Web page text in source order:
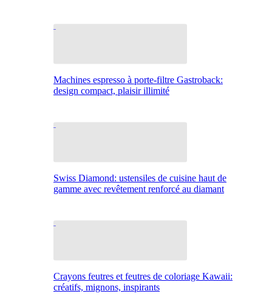
Machines espresso à porte-filtre Gastroback:
design compact, plaisir illimité
Swiss Diamond: ustensiles de cuisine haut de
gamme avec revêtement renforcé au diamant
Crayons feutres et feutres de coloriage Kawaii:
créatifs, mignons, inspirants